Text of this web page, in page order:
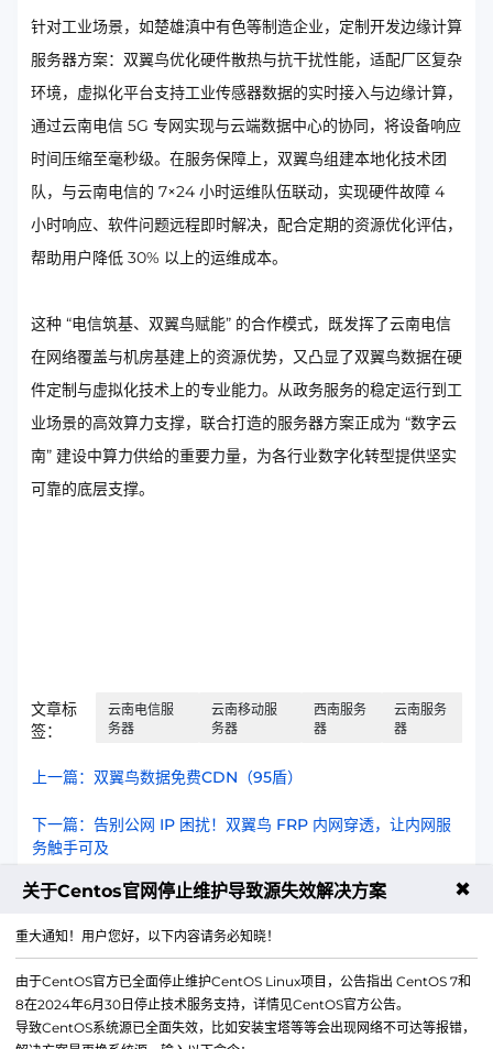
针对工业场景，如楚雄滇中有色等制造企业，定制开发边缘计算
服务器方案：双翼鸟优化硬件散热与抗干扰性能，适配厂区复杂
环境，虚拟化平台支持工业传感器数据的实时接入与边缘计算，
通过云南电信 5G 专网实现与云端数据中心的协同，将设备响应
时间压缩至毫秒级。在服务保障上，双翼鸟组建本地化技术团
队，与云南电信的 7×24 小时运维队伍联动，实现硬件故障 4
小时响应、软件问题远程即时解决，配合定期的资源优化评估，
帮助用户降低 30% 以上的运维成本。
这种 “电信筑基、双翼鸟赋能” 的合作模式，既发挥了云南电信
在网络覆盖与机房基建上的资源优势，又凸显了双翼鸟数据在硬
件定制与虚拟化技术上的专业能力。从政务服务的稳定运行到工
业场景的高效算力支撑，联合打造的服务器方案正成为 “数字云
南” 建设中算力供给的重要力量，为各行业数字化转型提供坚实
可靠的底层支撑。
文章标
签：
云南电信服
务器
云南移动服
务器
西南服务
器
云南服务
器
上一篇：双翼鸟数据免费CDN（95盾）
下一篇：告别公网 IP 困扰！双翼鸟 FRP 内网穿透，让内网服
务触手可及
售前咨询热线400-9966924
关于Centos官网停止维护导致源失效解决方案 ✖
重大通知！用户您好，以下内容请务必知晓！
由于CentOS官方已全面停止维护CentOS Linux项目，公告指出 CentOS 7和
8在2024年6月30日停止技术服务支持，详情见CentOS官方公告。
导致CentOS系统源已全面失效，比如安装宝塔等等会出现网络不可达等报错，